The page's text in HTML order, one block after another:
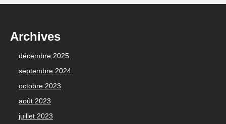
Archives
décembre 2025
septembre 2024
octobre 2023
août 2023
juillet 2023